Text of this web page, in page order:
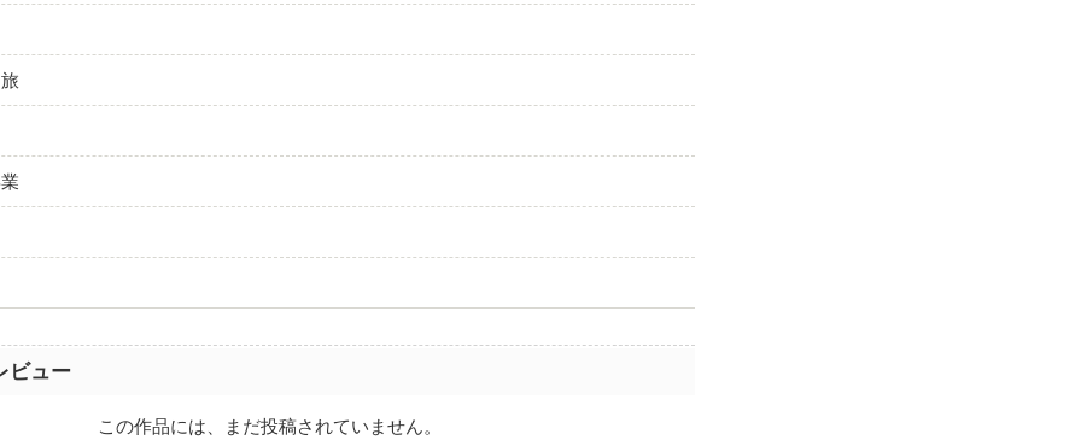
ビュー
この作品には、まだ投稿されていません。